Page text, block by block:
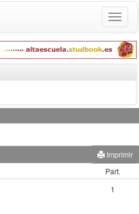
Toggle
Imprimir
Part.
1